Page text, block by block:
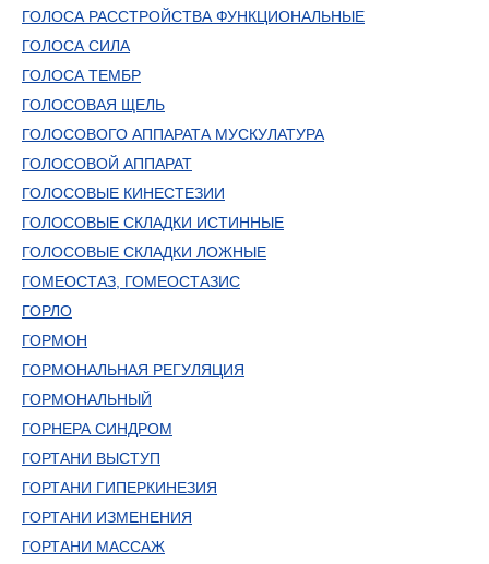
ГОЛОСА РАССТРОЙСТВА ФУНКЦИОНАЛЬНЫЕ
ГОЛОСА СИЛА
ГОЛОСА ТЕМБР
ГОЛОСОВАЯ ЩЕЛЬ
ГОЛОСОВОГО АППАРАТА МУСКУЛАТУРА
ГОЛОСОВОЙ АППАРАТ
ГОЛОСОВЫЕ КИНЕСТЕЗИИ
ГОЛОСОВЫЕ СКЛАДКИ ИСТИННЫЕ
ГОЛОСОВЫЕ СКЛАДКИ ЛОЖНЫЕ
ГОМЕОСТАЗ, ГОМЕОСТАЗИС
ГОРЛО
ГОРМОН
ГОРМОНАЛЬНАЯ РЕГУЛЯЦИЯ
ГОРМОНАЛЬНЫЙ
ГОРНЕРА СИНДРОМ
ГОРТАНИ ВЫСТУП
ГОРТАНИ ГИПЕРКИНЕЗИЯ
ГОРТАНИ ИЗМЕНЕНИЯ
ГОРТАНИ МАССАЖ